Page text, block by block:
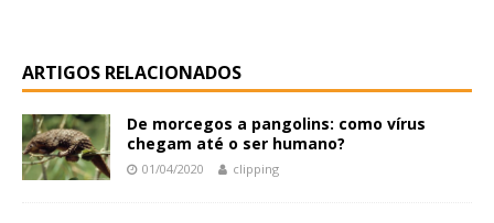
ARTIGOS RELACIONADOS
De morcegos a pangolins: como vírus
chegam até o ser humano?
01/04/2020 clipping